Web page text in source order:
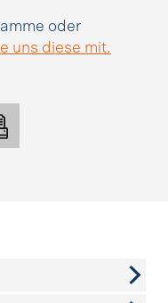
oder
uns diese mit.